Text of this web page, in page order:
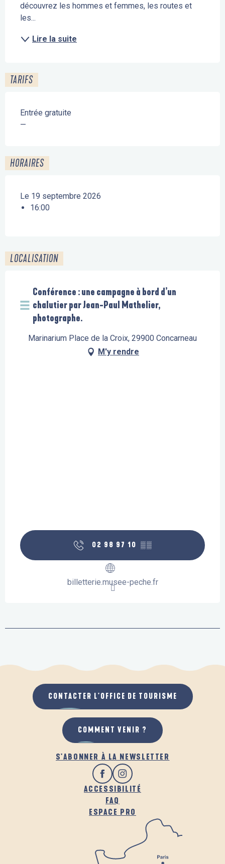
découvrez les hommes et femmes, les routes et
les...
Lire la suite
TARIFS
Entrée gratuite
—
HORAIRES
Le 19 septembre 2026
16:00
LOCALISATION
Conférence : une campagne à bord d’un
chalutier par Jean-Paul Mathelier,
photographe.
Marinarium Place de la Croix, 29900 Concarneau
M'y rendre
02 98 97 10 ▒▒
billetterie.musee-peche.fr
S'ABONNER À LA NEWSLETTER
ACCESSIBILITÉ
FAQ
ESPACE PRO
CONTACTER L'OFFICE DE TOURISME
COMMENT VENIR ?